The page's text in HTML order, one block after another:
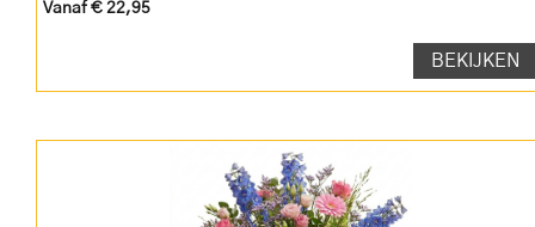
Vanaf € 22,95
BEKIJKEN